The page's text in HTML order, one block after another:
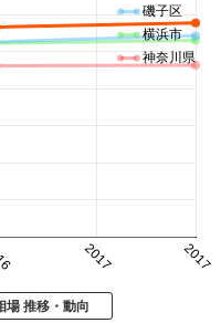
2017 2017
磯子区
横浜市
神奈川県
場 推移・動向